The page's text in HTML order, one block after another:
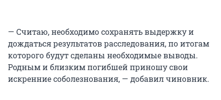
— Считаю, необходимо сохранять выдержку и
дождаться результатов расследования, по итогам
которого будут сделаны необходимые выводы.
Родным и близким погибшей приношу свои
искренние соболезнования, — добавил чиновник.